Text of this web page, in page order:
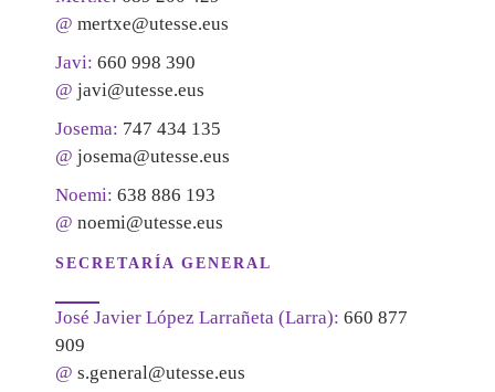
@ mertxe@utesse.eus
Javi: 660 998 390
@ javi@utesse.eus
Josema: 747 434 135
@ josema@utesse.eus
Noemi: 638 886 193
@ noemi@utesse.eus
SECRETARÍA GENERAL
José Javier López Larrañeta (Larra): 660 877
909
@ s.general@utesse.eus